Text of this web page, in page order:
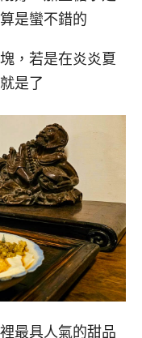
是蠻不錯的
，若是在炎炎夏
是了
最具人氣的甜品